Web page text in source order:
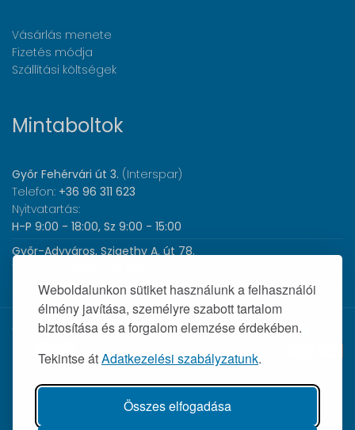
Weboldalunkon sütiket használunk a felhasználói
élmény javítása, személyre szabott tartalom
biztosítása és a forgalom elemzése érdekében.
Tekintse átAdatkezelési szabályzatunk.
Összes elfogadása
Vásárlás menete
Fizetés módja
Szállítási költségek
Mintaboltok
Győr Fehérvári út 3. (Interspar)
Telefon: +36 96 311 623
Nyitvatartás:
H-P 9:00 - 18:00, Sz 9:00 - 15:00
Győr-Adyváros, Szigethy A. út 78.
Telefon:
Nyitvatartás:H-P 8:00 - 17:00
© 2026 Wolf Orvosi Műszer Kft. |